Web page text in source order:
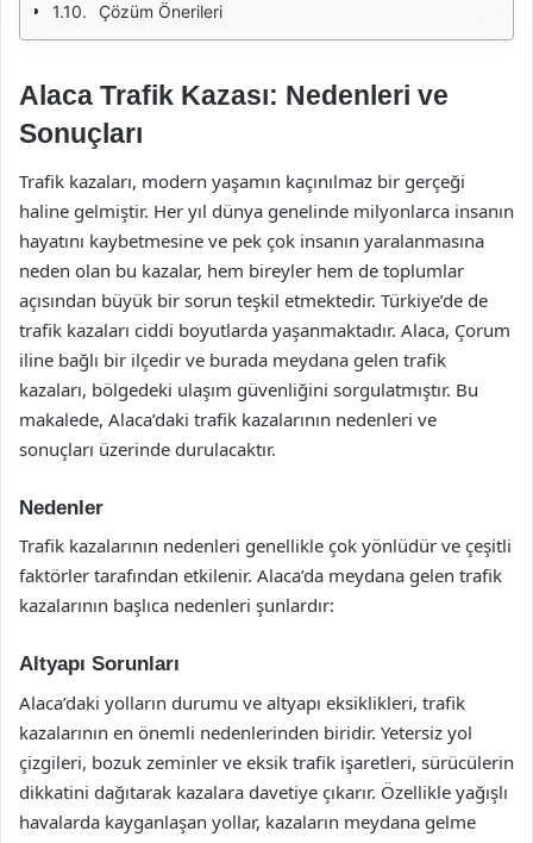
Çözüm Önerileri
Alaca Trafik Kazası: Nedenleri ve
Sonuçları
Trafik kazaları, modern yaşamın kaçınılmaz bir gerçeği
haline gelmiştir. Her yıl dünya genelinde milyonlarca insanın
hayatını kaybetmesine ve pek çok insanın yaralanmasına
neden olan bu kazalar, hem bireyler hem de toplumlar
açısından büyük bir sorun teşkil etmektedir. Türkiye’de de
trafik kazaları ciddi boyutlarda yaşanmaktadır. Alaca, Çorum
iline bağlı bir ilçedir ve burada meydana gelen trafik
kazaları, bölgedeki ulaşım güvenliğini sorgulatmıştır. Bu
makalede, Alaca’daki trafik kazalarının nedenleri ve
sonuçları üzerinde durulacaktır.
Nedenler
Trafik kazalarının nedenleri genellikle çok yönlüdür ve çeşitli
faktörler tarafından etkilenir. Alaca’da meydana gelen trafik
kazalarının başlıca nedenleri şunlardır:
Altyapı Sorunları
Alaca’daki yolların durumu ve altyapı eksiklikleri, trafik
kazalarının en önemli nedenlerinden biridir. Yetersiz yol
çizgileri, bozuk zeminler ve eksik trafik işaretleri, sürücülerin
dikkatini dağıtarak kazalara davetiye çıkarır. Özellikle yağışlı
havalarda kayganlaşan yollar, kazaların meydana gelme